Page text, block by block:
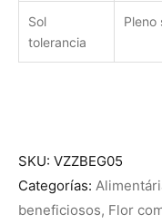
Sol
tolerancia
Pleno
SKU: VZZBEG05
Categorías:
beneficiosos, Flor